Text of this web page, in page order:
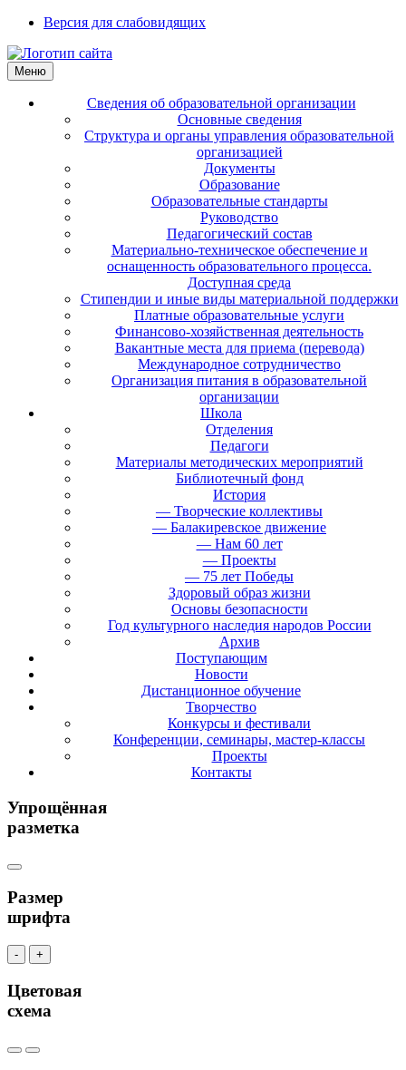
Версия для слабовидящих
Меню
Сведения об образовательной организации
Основные сведения
Структура и органы управления образовательной
организацией
Документы
Образование
Образовательные стандарты
Руководство
Педагогический состав
Материально-техническое обеспечение и
оснащенность образовательного процесса.
Доступная среда
Стипендии и иные виды материальной поддержки
Платные образовательные услуги
Финансово-хозяйственная деятельность
Вакантные места для приема (перевода)
Международное сотрудничество
Организация питания в образовательной
организации
Школа
Отделения
Педагоги
Материалы методических мероприятий
Библиотечный фонд
История
— Творческие коллективы
— Балакиревское движение
— Нам 60 лет
— Проекты
— 75 лет Победы
Здоровый образ жизни
Основы безопасности
Год культурного наследия народов России
Архив
Поступающим
Новости
Дистанционное обучение
Творчество
Конкурсы и фестивали
Конференции, семинары, мастер-классы
Проекты
Контакты
Упрощённая
разметка
Размер
шрифта
- +
Цветовая
схема